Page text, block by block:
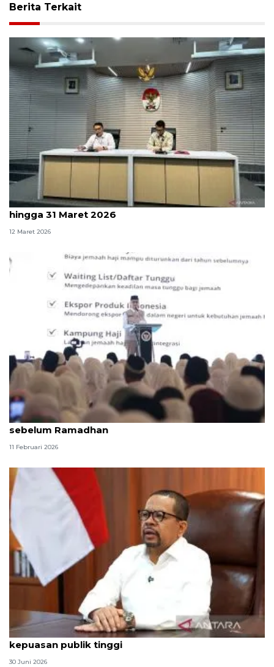
Berita Terkait
KPK tahan Yaqut Cholil untuk 20 hari pertama atau
hingga 31 Maret 2026
12 Maret 2026
Kemenhaj upayakan beras haji bisa dikirim ke Saudi
sebelum Ramadhan
11 Februari 2026
Qodari: Pemerintah tak puas diri meski tingkat
kepuasan publik tinggi
30 Juni 2026